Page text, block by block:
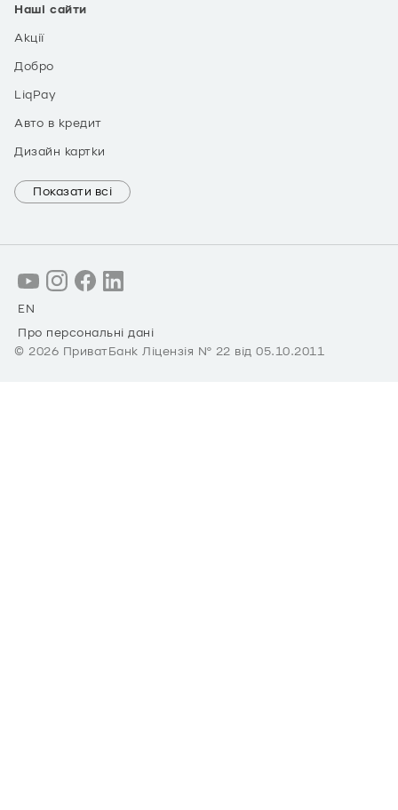
Наші сайти
Акції
Добро
LiqPay
Авто в кредит
Дизайн картки
Показати всі
EN
Про персональні дані
© 2026 ПриватБанк Ліцензія № 22 від 05.10.2011